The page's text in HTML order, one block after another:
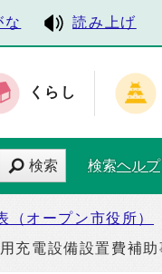
な 読み上げ
くらし
検索 検索ヘルプ
（オープン市役所）
充電設備設置費補助